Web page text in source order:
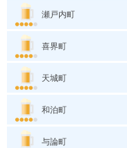
瀬戸内町
喜界町
天城町
和泊町
与論町